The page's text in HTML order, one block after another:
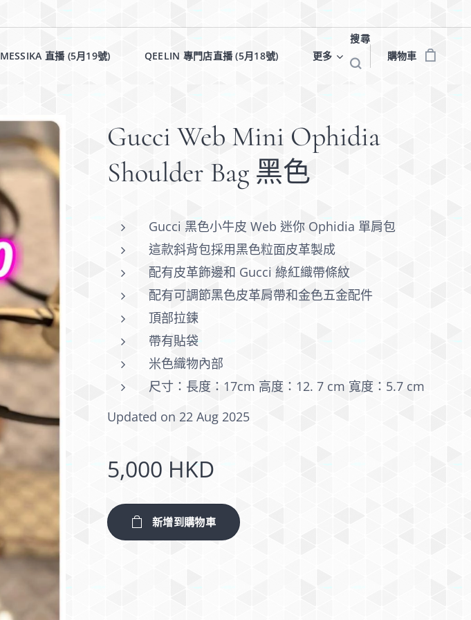
MESSIKA 直播 (5月19號)✨ QEELIN 專門店直播 (5月18號)✨ 更多
搜尋
購物車
Gucci Web Mini Ophidia
Shoulder Bag 黑色
Gucci 黑色小牛皮 Web 迷你 Ophidia 單肩包
這款斜背包採用黑色粒面皮革製成
配有皮革飾邊和 Gucci 綠紅織帶條紋
配有可調節黑色皮革肩帶和金色五金配件
頂部拉鍊
帶有貼袋
米色織物內部
尺寸：長度：17cm 高度：12. 7 cm 寬度：5.7 cm
Updated on 22 Aug 2025
5,000 HKD
新增到購物車